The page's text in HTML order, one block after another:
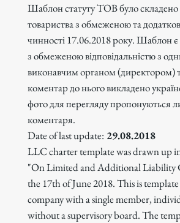
Шаблон статуту ТОВ було
товариства з обмеженою та
чинності 17.06.2018 року. Шаблон є
з обмеженою відповідальністю з
виконавчим органом (директором)
коментар до нього викладено
фото для перегляду пропонуються
коментаря.
Date of last update: 29.08.2018
LLC charter template was drawn up
"On Limited and Additional Liability
the 17th of June 2018. This is
company with a single member,
without a supervisory board. The